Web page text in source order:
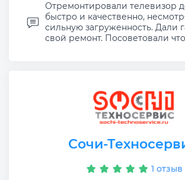
Отремонтировали телевизор
быстро и качественно,
сильную загруженность. Дали
свой ремонт. Посоветовали что
Сочи-
1 отзыв